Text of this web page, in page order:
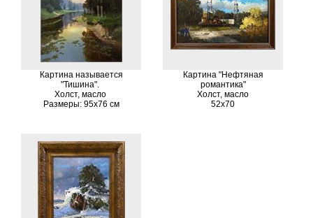
Картина называется
"Тишина".
Холст, масло
Размеры: 95х76 см
Картина "Нефтяная
романтика"
Холст, масло
52х70